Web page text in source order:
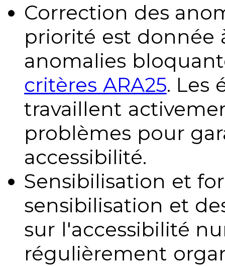
Correction des
priorité est donnée
anomalies
critères ARA25. Les
travaillent
problèmes pour
accessibilité.
Sensibilisation et
sensibilisation et
sur l'accessibilité
régulièrement